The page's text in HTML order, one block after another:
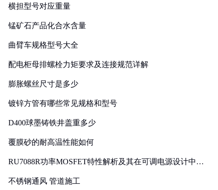
横担型号对应重量
锰矿石产品化合水含量
曲臂车规格型号大全
配电柜母排螺栓力矩要求及连接规范详解
膨胀螺丝尺寸是多少
镀锌方管有哪些常见规格和型号
D400球墨铸铁井盖重多少
覆膜砂的耐高温性能如何
RU7088R功率MOSFET特性解析及其在可调电源设计中的
不锈钢通风 管道施工